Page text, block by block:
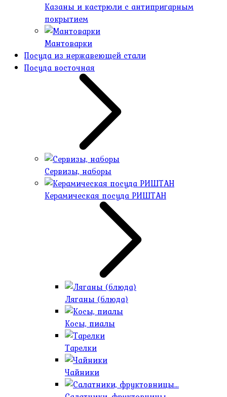
Казаны и кастрюли с антипригарным
покрытием
Мантоварки
Посуда из нержавеющей стали
Посуда восточная
Сервизы, наборы
Керамическая посуда РИШТАН
Ляганы (блюда)
Косы, пиалы
Тарелки
Чайники